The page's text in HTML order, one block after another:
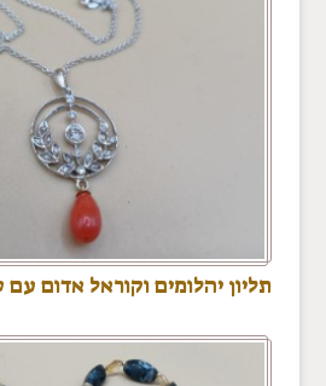
תליון יהלומים וקוראל אדום